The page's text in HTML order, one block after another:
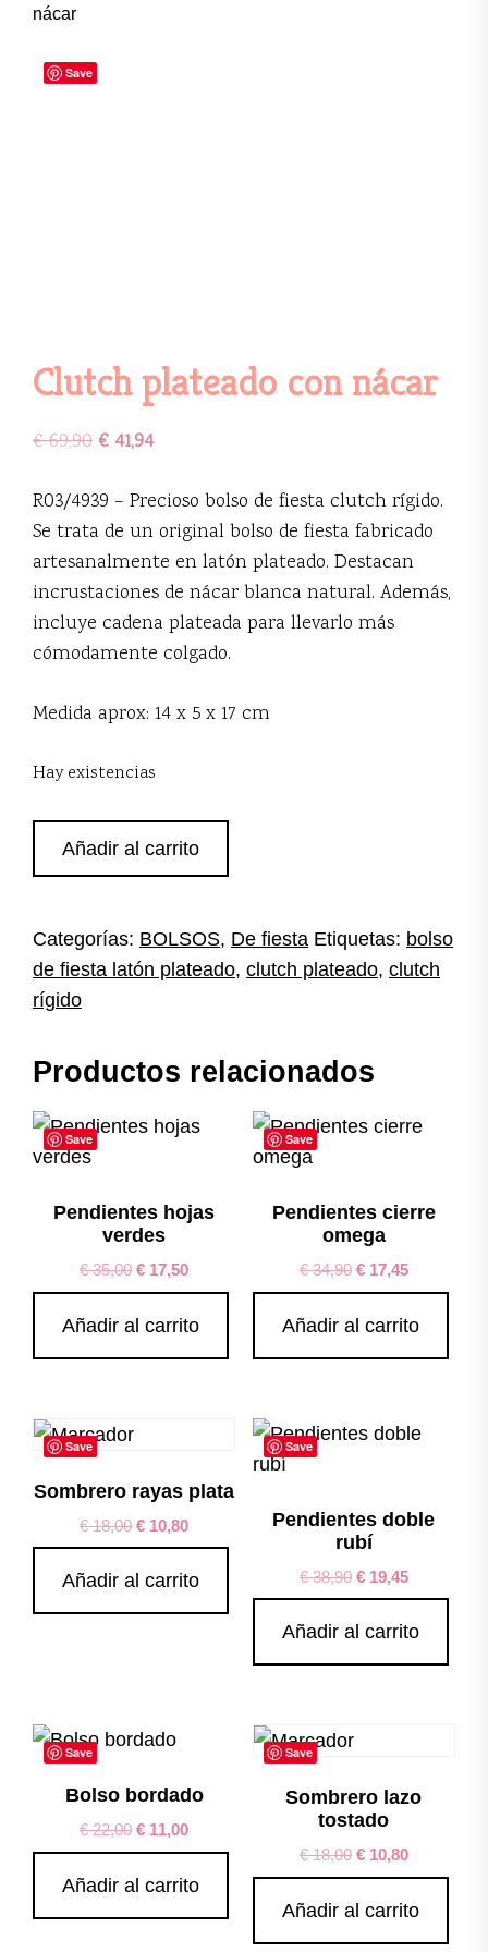
nácar
Save
Clutch plateado con nácar
€69,90€ 41,94
R03/4939 – Precioso bolso de fiesta clutch rígido.
Se trata de un original bolso de fiesta fabricado
artesanalmente en latón plateado. Destacan
incrustaciones de nácar blanca natural. Además,
incluye cadena plateada para llevarlo más
cómodamente colgado.
Medida aprox: 14 x 5 x 17 cm
Hay existencias
plateado
cantidad
Añadir al carrito
Categorías: BOLSOS, De fiesta Etiquetas: bolso
de fiesta latón plateado, clutch plateado, clutch
rígido
Productos relacionados
Save
Pendientes hojas
verdes
€35,00 € 17,50
Añadir al carrito
Save
Pendientes cierre
omega
€34,90 €17,45
Añadir al carrito
Save
Sombrero rayas plata
€18,00 € 10,80
Añadir al carrito
Save
Pendientes doble
rubí
€38,90 €19,45
Añadir al carrito
Save
Bolso bordado
€22,00 € 11,00
Añadir al carrito
Save
Sombrero lazo
tostado
€18,00 €10,80
Añadir al carrito